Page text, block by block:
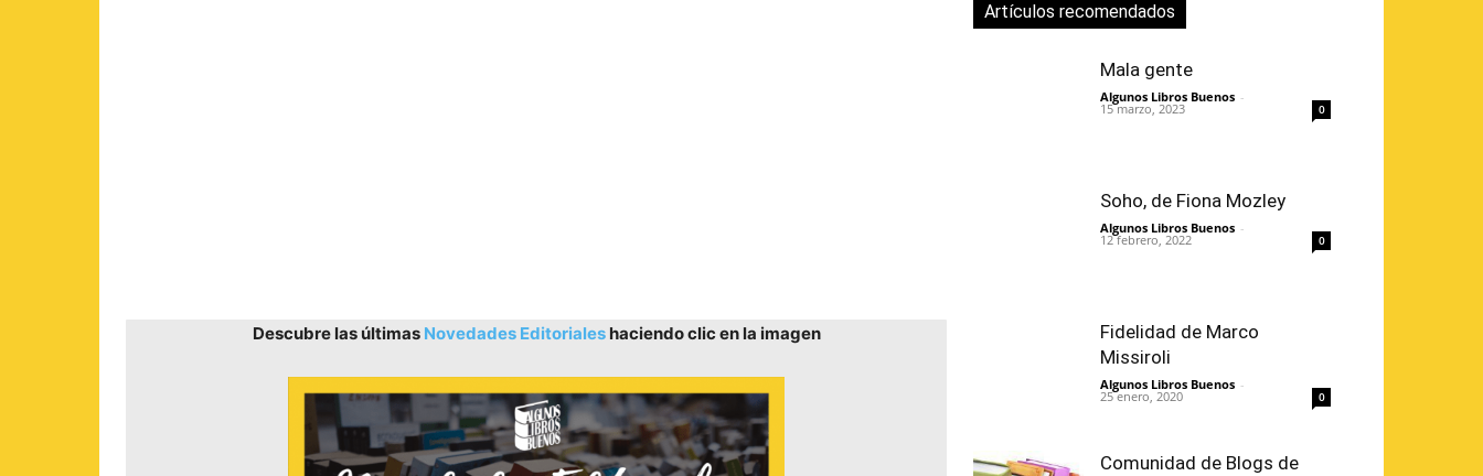
Descubre las últimas Novedades Editorialeshaciendo clic en la imagen
Artículos recomendados
Mala gente
Algunos Libros Buenos -
15 marzo, 2023 0
Soho, de Fiona Mozley
Algunos Libros Buenos -
12 febrero, 2022 0
Fidelidad de Marco
Missiroli
Algunos Libros Buenos -
25 enero, 2020 0
Comunidad de Blogs de